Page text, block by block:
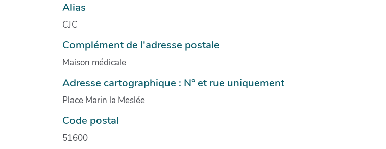
Alias
CJC
Complément de l'adresse postale
Maison médicale
Adresse cartographique : N° et rue uniquement
Place Marin la Meslée
Code postal
51600